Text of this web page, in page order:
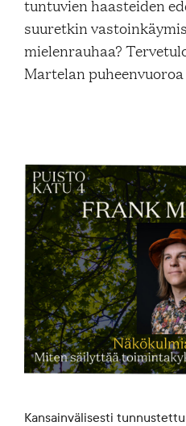
FI EN SV SME
tuntuvien haasteiden
suuretkin
mielenrauhaa?
Martelan
Kansainvälisesti